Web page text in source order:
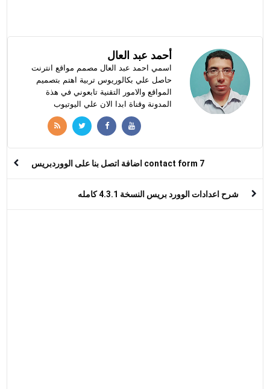
أحمد عبد العال
اسمي احمد عبد العال مصمم مواقع انترنت
حاصل علي بكالوريوس تربية اهتم بتصميم
المواقع والامور التقنية تابعوني في هذة
المدونة وقناة ابدا الان علي اليوتيوب
contact form 7 اضافة اتصل بنا على الووردبريس
شرح اعدادات الوورد بريس النسخة 4.3.1 كامله